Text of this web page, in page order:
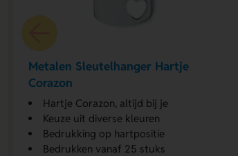
Metalen Sleutelhanger Hartje
Corazon
Hartje Corazon, altijd bij je
Keuze uit diverse kleuren
Bedrukking op hartpositie
Bedrukken vanaf 25 stuks